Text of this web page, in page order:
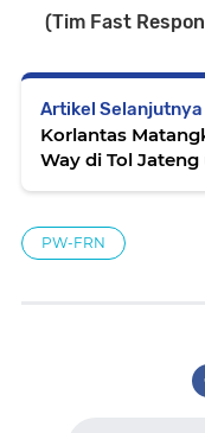
(Tim Fast
Artikel Selanjutnya
Korlantas
Way di Tol
PW-FRN